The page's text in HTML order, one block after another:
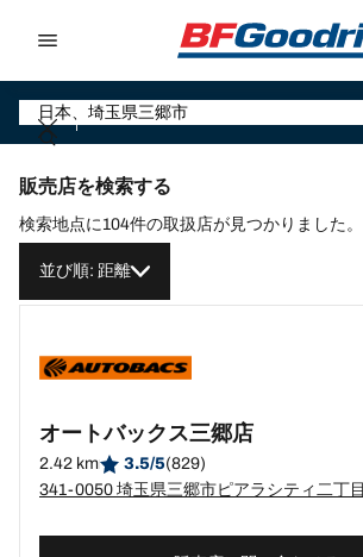
販売店を検索する
検索地点に104件の取扱店が見つかりました。
並び順: 距離
オートバックス三郷店
2.42 km 3.5/5(829)
341-0050 埼玉県三郷市ピアラシティ二丁